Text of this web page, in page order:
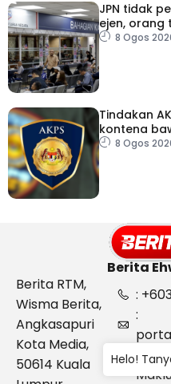
JPN tidak
ejen, orang
8 Ogos
Tindakan
kontena
Israel bukti
8 Ogos
Berita
Berita RTM,
Wisma Berita,
Angkasapuri
Kota Media,
50614 Kuala
:
:
:
Helo!